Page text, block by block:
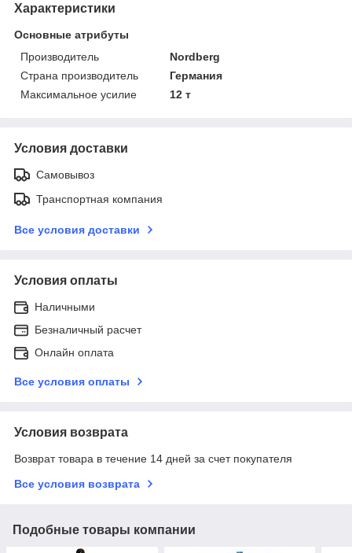
Характеристики
Основные атрибуты
Производитель
Nordberg
Страна производитель
Германия
Максимальное усилие
12 т
Условия доставки
Самовывоз
Транспортная компания
Все условия доставки
Условия оплаты
Наличными
Безналичный расчет
Онлайн оплата
Все условия оплаты
Условия возврата
Возврат товара в течение 14 дней за счет покупателя
Все условия возврата
Подобные товары компании